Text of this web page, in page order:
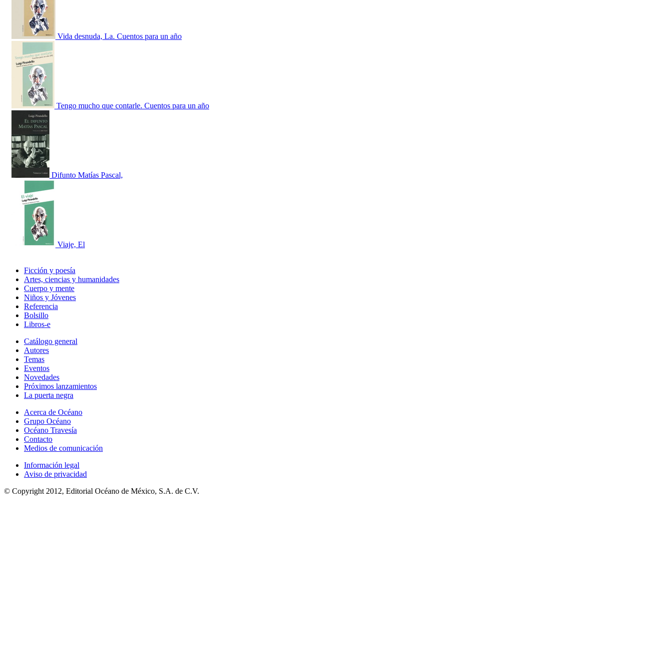
Vida desnuda, La. Cuentos para un año
Tengo mucho que contarle. Cuentos para un año
Difunto Matías Pascal,
Viaje, El
Ficción y poesía
Artes, ciencias y humanidades
Cuerpo y mente
Niños y Jóvenes
Referencia
Bolsillo
Libros-e
Catálogo general
Autores
Temas
Eventos
Novedades
Próximos lanzamientos
La puerta negra
Acerca de Océano
Grupo Océano
Océano Travesía
Contacto
Medios de comunicación
Información legal
Aviso de privacidad
© Copyright 2012, Editorial Océano de México, S.A. de C.V.